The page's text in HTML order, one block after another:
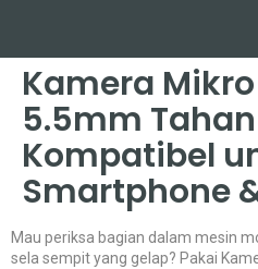
Kamera
5.5mm
Kompatibel
Smartphone
Mau periksa bagian dalam mesin
sela sempit yang gelap? Pakai